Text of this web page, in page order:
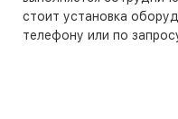
стоит установка
телефону или по